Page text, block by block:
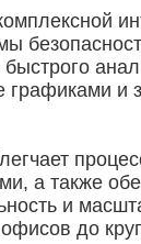
а также
и
до